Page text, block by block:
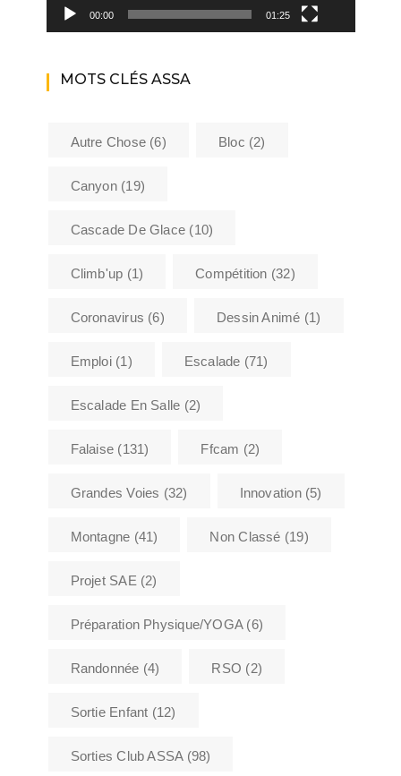
00:00 01:25
MOTS CLÉS ASSA
Autre Chose(6) Bloc (2)
Canyon(19)
Cascade De Glace (10)
Climb'up (1) Compétition (32)
Coronavirus (6) Dessin Animé (1)
Emploi(1) Escalade (71)
Escalade En Salle (2)
Falaise (131) Ffcam (2)
Grandes Voies (32) Innovation(5)
Montagne (41) Non Classé (19)
Projet SAE (2)
Préparation Physique/YOGA(6)
Randonnée (4) RSO (2)
Sortie Enfant (12)
Sorties Club ASSA(98)